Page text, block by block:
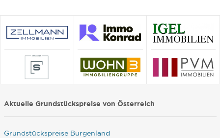
Aktuelle Grundstückspreise von Österreich
Grundstückspreise Burgenland